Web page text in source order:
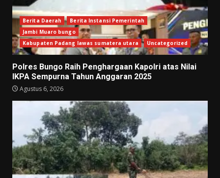
Berita Daerah
Berita Instansi Pemerintah
Jambi Muaro bungo
Kabupaten Padang lawas sumatera utara
Uncategorized
Polres Bungo Raih Penghargaan Kapolri atas Nilai
IKPA Sempurna Tahun Anggaran 2025
Agustus 6, 2026